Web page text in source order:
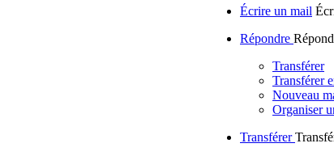
Écrire un mail
Répondre
Transférer
Transférer
Nouveau
Organiser
Transférer